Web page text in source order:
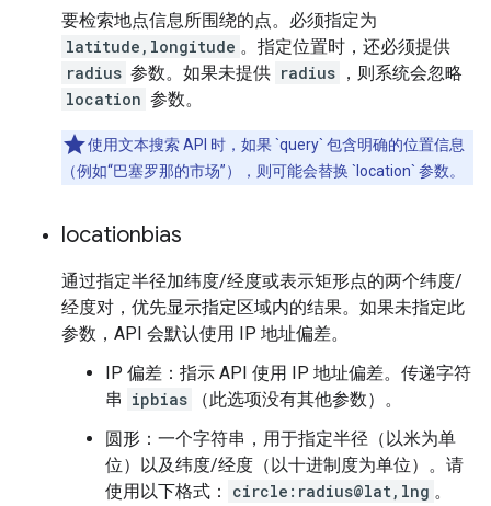
要检索地点信息所围绕的点。必须指定为
latitude,longitude 。指定位置时，还必须提供
radius 参数。如果未提供 radius ，则系统会忽略
location 参数。
使用文本搜索 API 时，如果 `query` 包含明确的位置信息
（例如“巴塞罗那的市场”），则可能会替换 `location` 参数。
locationbias
通过指定半径加纬度/经度或表示矩形点的两个纬度/
经度对，优先显示指定区域内的结果。如果未指定此
参数，API 会默认使用 IP 地址偏差。
IP 偏差：指示 API 使用 IP 地址偏差。传递字符
串 ipbias
（此选项没有其他参数）。
圆形：一个字符串，用于指定半径（以米为单
位）以及纬度/经度（以十进制度为单位）。请
使用以下格式：
circle:radius@lat,lng 。